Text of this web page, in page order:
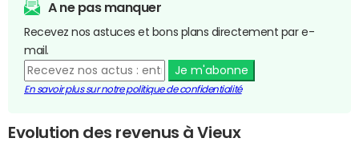
A ne pas manquer
Recevez nos astuces et bons plans directement par e-
mail.
Je m'abonne
En savoir plus sur notre politique de confidentialité
Evolution des revenus à Vieux